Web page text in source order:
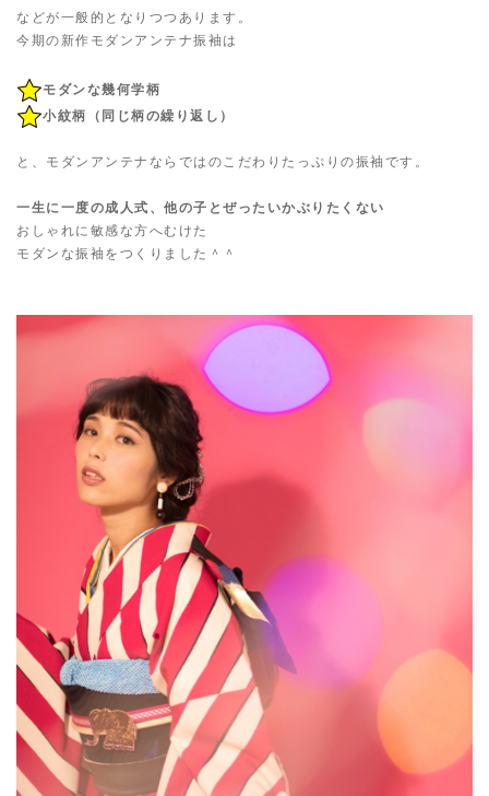
などが一般的となりつつあります。
今期の新作モダンアンテナ振袖は
モダンな幾何学柄
小紋柄（同じ柄の繰り返し）
と、モダンアンテナならではのこだわりたっぷりの振袖です。
一生に一度の成人式、他の子とぜったいかぶりたくない
おしゃれに敏感な方へむけた
モダンな振袖をつくりました＾＾